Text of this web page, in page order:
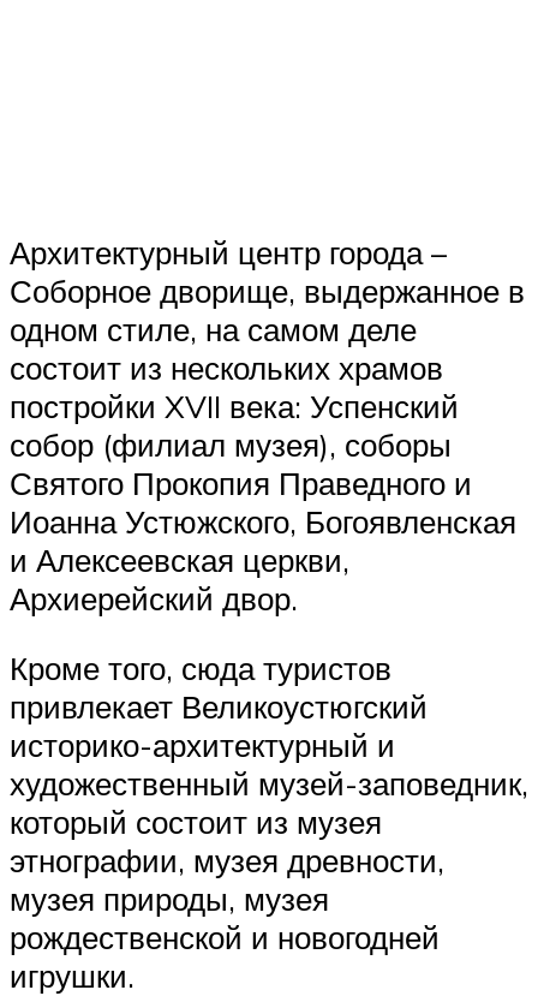
Архитектурный центр города –
Соборное дворище, выдержанное в
одном стиле, на самом деле
состоит из нескольких храмов
постройки XVII века: Успенский
собор (филиал музея), соборы
Святого Прокопия Праведного и
Иоанна Устюжского, Богоявленская
и Алексеевская церкви,
Архиерейский двор.
Кроме того, сюда туристов
привлекает Великоустюгский
историко-архитектурный и
художественный музей-заповедник,
который состоит из музея
этнографии, музея древности,
музея природы, музея
рождественской и новогодней
игрушки.